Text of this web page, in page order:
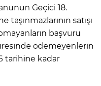
Geçici 18.
satışı
başvuru
ödemeyenlerin
tarihine kadar